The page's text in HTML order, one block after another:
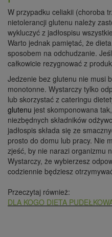
W przypadku celiakii (choroba
nietolerancji glutenu należy
wykluczyć z jadłospisu
Warto jednak pamiętać, że
sposobem na odchudzanie.
całkowicie rezygnować z
Jedzenie bez glutenu nie musi
monotonne. Wystarczy tylko
lub skorzystać z cateringu
glutenu jest skomponowana
niezbędnych składników
jadłospis składa się ze
prosto do domu lub pracy. Nie
zjeść, by nie narazi organizmu
Wystarczy, że wybierzesz
codziennie będziesz
Przeczytaj również:
DLA KOGO DIETA